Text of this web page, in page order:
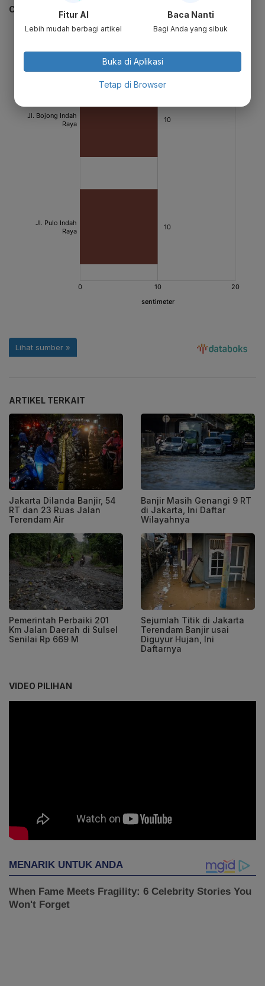
CEK JUGA DATA INI
ARTIKEL TERKAIT
Jakarta Dilanda Banjir, 54
RT dan 23 Ruas Jalan
Terendam Air
Banjir Masih Genangi 9 RT
di Jakarta, Ini Daftar
Wilayahnya
Pemerintah Perbaiki 201
Km Jalan Daerah di Sulsel
Senilai Rp 669 M
Sejumlah Titik di Jakarta
Terendam Banjir usai
Diguyur Hujan, Ini
Daftarnya
VIDEO PILIHAN
Fitur AI
Lebih mudah berbagi artikel
Baca Nanti
Bagi Anda yang sibuk
Buka di Aplikasi
Tetap di Browser